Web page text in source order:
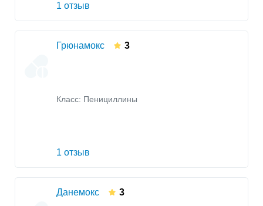
1 отзыв
Грюнамокс 3
Класс: Пенициллины
1 отзыв
Данемокс 3